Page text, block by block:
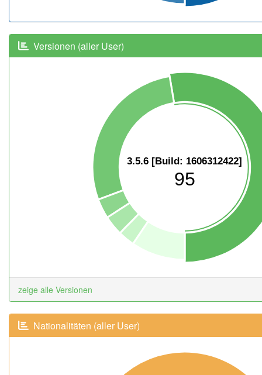
Versionen (aller User)
3.5.6 [Build: 1606312422]
95
zeige alle Versionen
Nationalitäten (aller User)